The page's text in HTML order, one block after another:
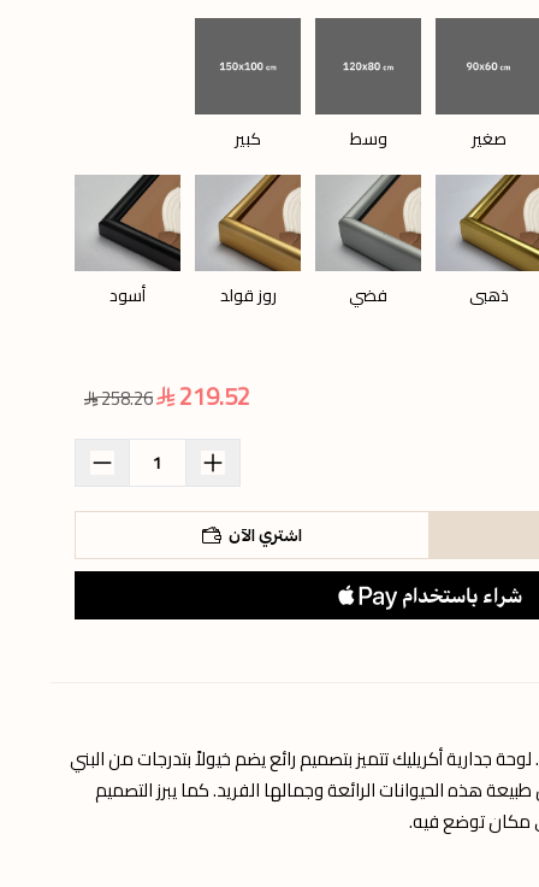
صغير وسط
كبير
ذهبي فضي روز قولد أسود
219.52
258.26
اشتري الآن
جدارية أكريليك تتميز بتصميم رائع يضم خيولاً بتدرجات من البني
هذه الحيوانات الرائعة وجمالها الفريد. كما يبرز التصميم
مكان توضع فيه.